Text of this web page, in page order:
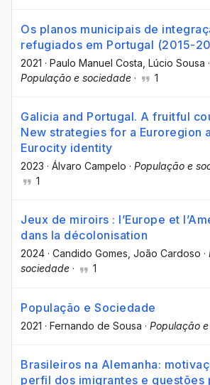
Os planos municipais de
refugiados em Portugal (2015-
2021 · Paulo Manuel Costa , Lúcio Sousa ·
População e sociedade · 1
Galicia and Portugal. A fruitful
New strategies for a Euroregion
Eurocity identity
2023 · Álvaro Campelo · População e
1
Jeux de miroirs : l’Europe et
dans la décolonisation
2024 · Candido Gomes, João Cardoso ·
sociedade · 1
População e Sociedade
2021 · Fernando de Sousa · População
Brasileiros na Alemanha:
perfil dos imigrantes e questões